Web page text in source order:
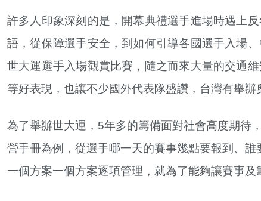
許多人印象深刻的是，開幕典禮選手進場時遇上
語，從保障選手安全，到如何引導各國選手入場
世大運選手入場觀賞比賽，隨之而來大量的交通
等好表現，也讓不少國外代表隊盛讚，台灣有舉辦
為了舉辦世大運，5年多的籌備面對社會高度期待
營手冊為例，從選手哪一天的賽事幾點要報到、
一個方案一個方案逐項管理，就為了能夠讓賽事及